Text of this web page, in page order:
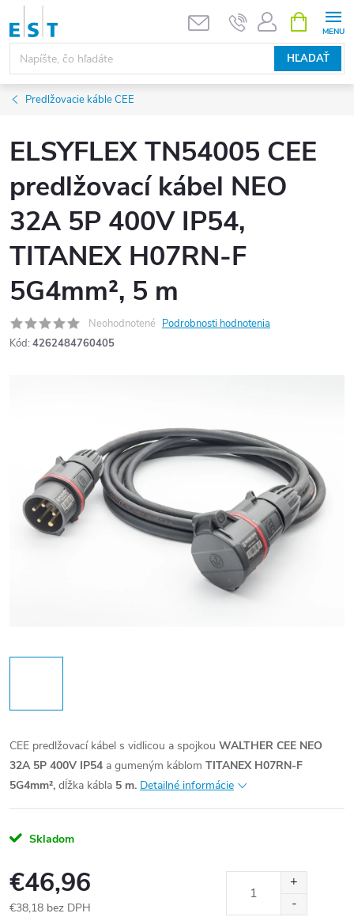
Prejsť
obsah
HĽADAŤ
KOŠÍK
Predlžovacie káble CEE
ELSYFLEX TN54005 CEE
predlžovací kábel NEO
32A 5P 400V IP54,
TITANEX H07RN-F
5G4mm², 5 m
Neohodnotené Podrobnosti hodnotenia
Kód: 4262484760405
CEE predlžovací kábel s vidlicou a spojkou WALTHER CEE NEO
32A 5P 400V IP54 a gumeným káblom TITANEX H07RN-F
5G4mm², dĺžka kábla 5 m. Detailné informácie
Skladom
€46,96
€38,18 bez DPH